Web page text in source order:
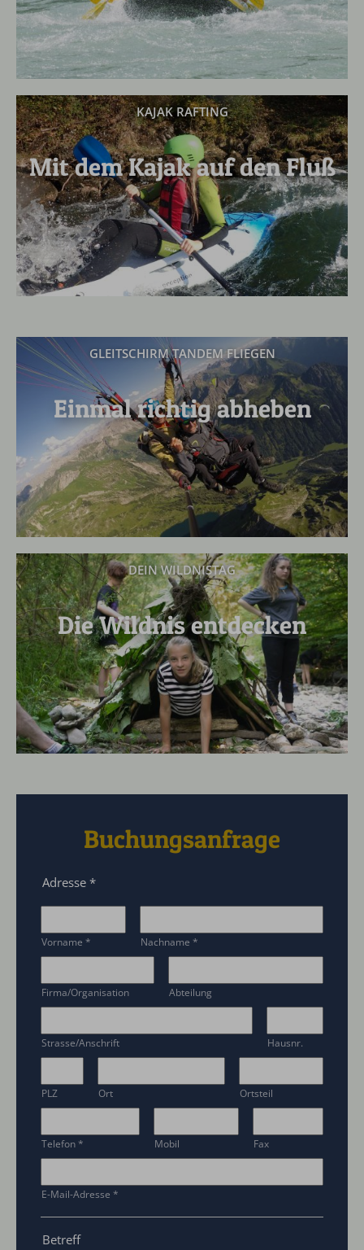
KAJAK RAFTING
Mit dem Kajak auf den Fluß
GLEITSCHIRM TANDEM FLIEGEN
Einmal richtig abheben
DEIN WILDNISTAG
Die Wildnis entdecken
Buchungsanfrage
Adresse*
Vorname * Nachname *
Firma/Organisation Abteilung
Strasse/Anschrift Hausnr.
PLZ Ort Ortsteil
Telefon* Mobil Fax
E-Mail-Adresse *
Betreff